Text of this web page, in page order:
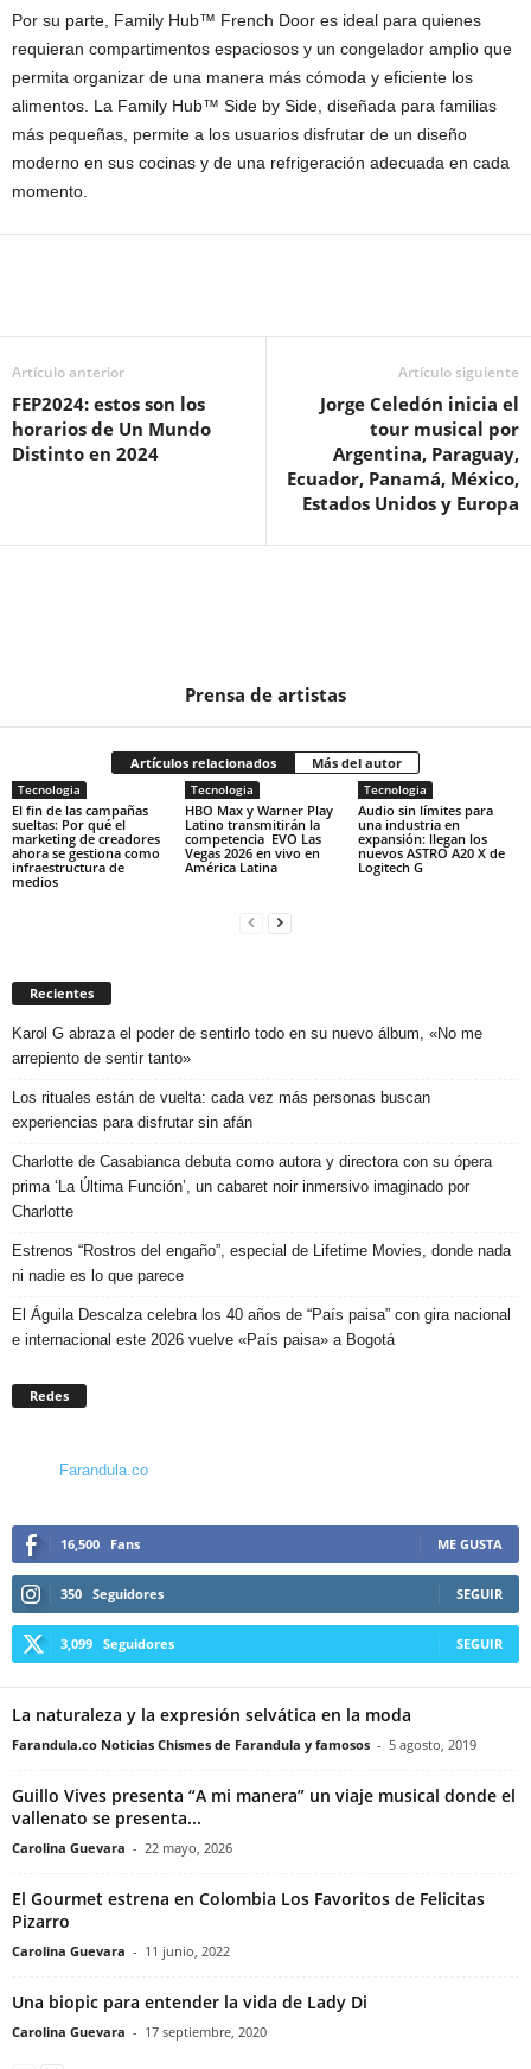
Por su parte, Family Hub™ French Door es ideal para quienes
requieran compartimentos espaciosos y un congelador amplio que
permita organizar de una manera más cómoda y eficiente los
alimentos. La Family Hub™ Side by Side, diseñada para familias
más pequeñas, permite a los usuarios disfrutar de un diseño
moderno en sus cocinas y de una refrigeración adecuada en cada
momento.
Artículo anterior
FEP2024: estos son los
horarios de Un Mundo
Distinto en 2024
Artículo siguiente
Jorge Celedón inicia el
tour musical por
Argentina, Paraguay,
Ecuador, Panamá, México,
Estados Unidos y Europa
Prensa de artistas
Artículos relacionados Más del autor
Tecnologia
El fin de las campañas
sueltas: Por qué el
marketing de creadores
ahora se gestiona como
infraestructura de
medios
Tecnologia
HBO Max y Warner Play
Latino transmitirán la
competencia EVO Las
Vegas 2026 en vivo en
América Latina
Tecnologia
Audio sin límites para
una industria en
expansión: llegan los
nuevos ASTRO A20 X de
Logitech G
Recientes
Karol G abraza el poder de sentirlo todo en su nuevo álbum, «No me
arrepiento de sentir tanto»
Los rituales están de vuelta: cada vez más personas buscan
experiencias para disfrutar sin afán
Charlotte de Casabianca debuta como autora y directora con su ópera
prima ‘La Última Función’, un cabaret noir inmersivo imaginado por
Charlotte
Estrenos “Rostros del engaño”, especial de Lifetime Movies, donde nada
ni nadie es lo que parece
El Águila Descalza celebra los 40 años de “País paisa” con gira nacional
e internacional este 2026 vuelve «País paisa» a Bogotá
Redes
Farandula.co
16,500 Fans ME GUSTA
350 Seguidores SEGUIR
3,099 Seguidores SEGUIR
La naturaleza y la expresión selvática en la moda
Farandula.co Noticias Chismes de Farandula y famosos - 5 agosto, 2019
Guillo Vives presenta “A mi manera” un viaje musical donde el
vallenato se presenta...
Carolina Guevara - 22 mayo, 2026
El Gourmet estrena en Colombia Los Favoritos de Felicitas
Pizarro
Carolina Guevara - 11 junio, 2022
Una biopic para entender la vida de Lady Di
Carolina Guevara - 17 septiembre, 2020